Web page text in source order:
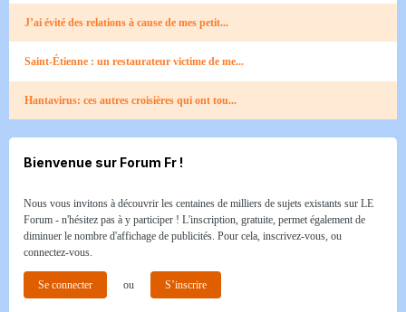
J’ai évité des relations à cause de mes petit...
Saint-Étienne : un restaurateur victime de me...
Hantavirus: ces autres croisières qui ont tou...
Bienvenue sur Forum Fr !
Nous vous invitons à découvrir les centaines de milliers de sujets existants sur LE
Forum - n'hésitez pas à y participer ! L'inscription, gratuite, permet également de
diminuer le nombre d'affichage de publicités. Pour cela, inscrivez-vous, ou
connectez-vous.
Se connecter ou S’inscrire